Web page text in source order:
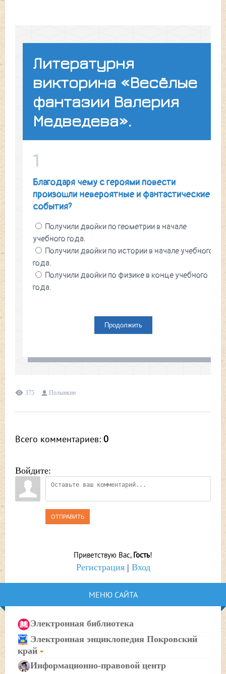
375 Полынкин
Всего комментариев: 0
Войдите:
ОТПРАВИТЬ
Приветствую Вас, Гость!
Регистрация| Вход
МЕНЮ САЙТА
Электронная библиотека
Электронная энциклопедия Покровский
край
Информационно-правовой центр